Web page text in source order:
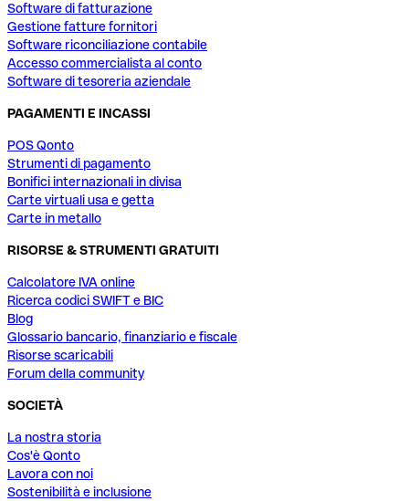
Software di fatturazione
Gestione fatture fornitori
Software riconciliazione contabile
Accesso commercialista al conto
Software di tesoreria aziendale
PAGAMENTI E INCASSI
POS Qonto
Strumenti di pagamento
Bonifici internazionali in divisa
Carte virtuali usa e getta
Carte in metallo
RISORSE & STRUMENTI GRATUITI
Calcolatore IVA online
Ricerca codici SWIFT e BIC
Blog
Glossario bancario, finanziario e fiscale
Risorse scaricabili
Forum della community
SOCIETÀ
La nostra storia
Cos'è Qonto
Lavora con noi
Sostenibilità e inclusione